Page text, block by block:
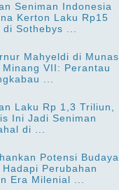
Seniman Indonesia
Kerton Laku Rp15
Sothebys ...
Mahyeldi di Munas
Minang VII: Perantau
...
Laku Rp 1,3 Triliun,
Ini Jadi Seniman
di ...
Potensi Budaya
Hadapi Perubahan
Era Milenial ...